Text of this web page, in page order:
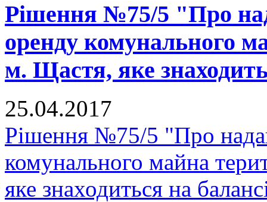
Рішення №75/5 "Про
оренду комунального
м. Щастя, яке
25.04.2017
Рішення №75/5 "Про
комунального майна
яке знаходиться на